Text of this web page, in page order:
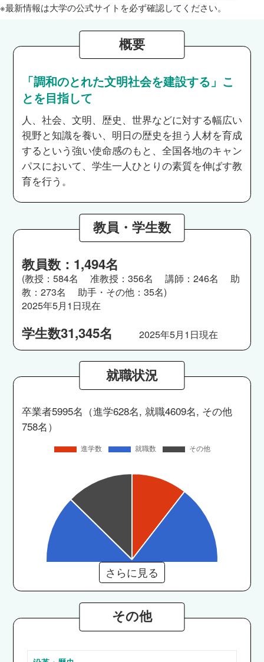
※最新情報は大学の公式サイトを必ず確認してください。
概要
「調和のとれた文明社会を建設する」こ
とを目指して
人、社会、文明、歴史、世界などに対する幅広い
視野と知識を養い、明日の歴史を担う人材を育成
するという強い使命感のもと、全国各地のキャン
パスにおいて、学生一人ひとりの素質を伸ばす教
育を行う。
教員・学生数
教員数：1,494名
(教授：584名 准教授：356名 講師：246名 助
教：273名 助手・その他：35名)
2025年5月1日現在
学生数31,345名 2025年5月1日現在
就職状況
卒業者5995名（進学628名, 就職4609名, その他
758名）
さらに見る
その他